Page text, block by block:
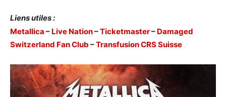
Liens utiles :
Metallica – Live Nation–Ticketmaster– Damaged
Switzerland Fan Club –Transfusion CRS Suisse